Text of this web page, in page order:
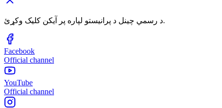
د رسمي چینل د پرانیستو لپاره پر آیکن کلیک وکړئ.
Facebook
Official channel
YouTube
Official channel